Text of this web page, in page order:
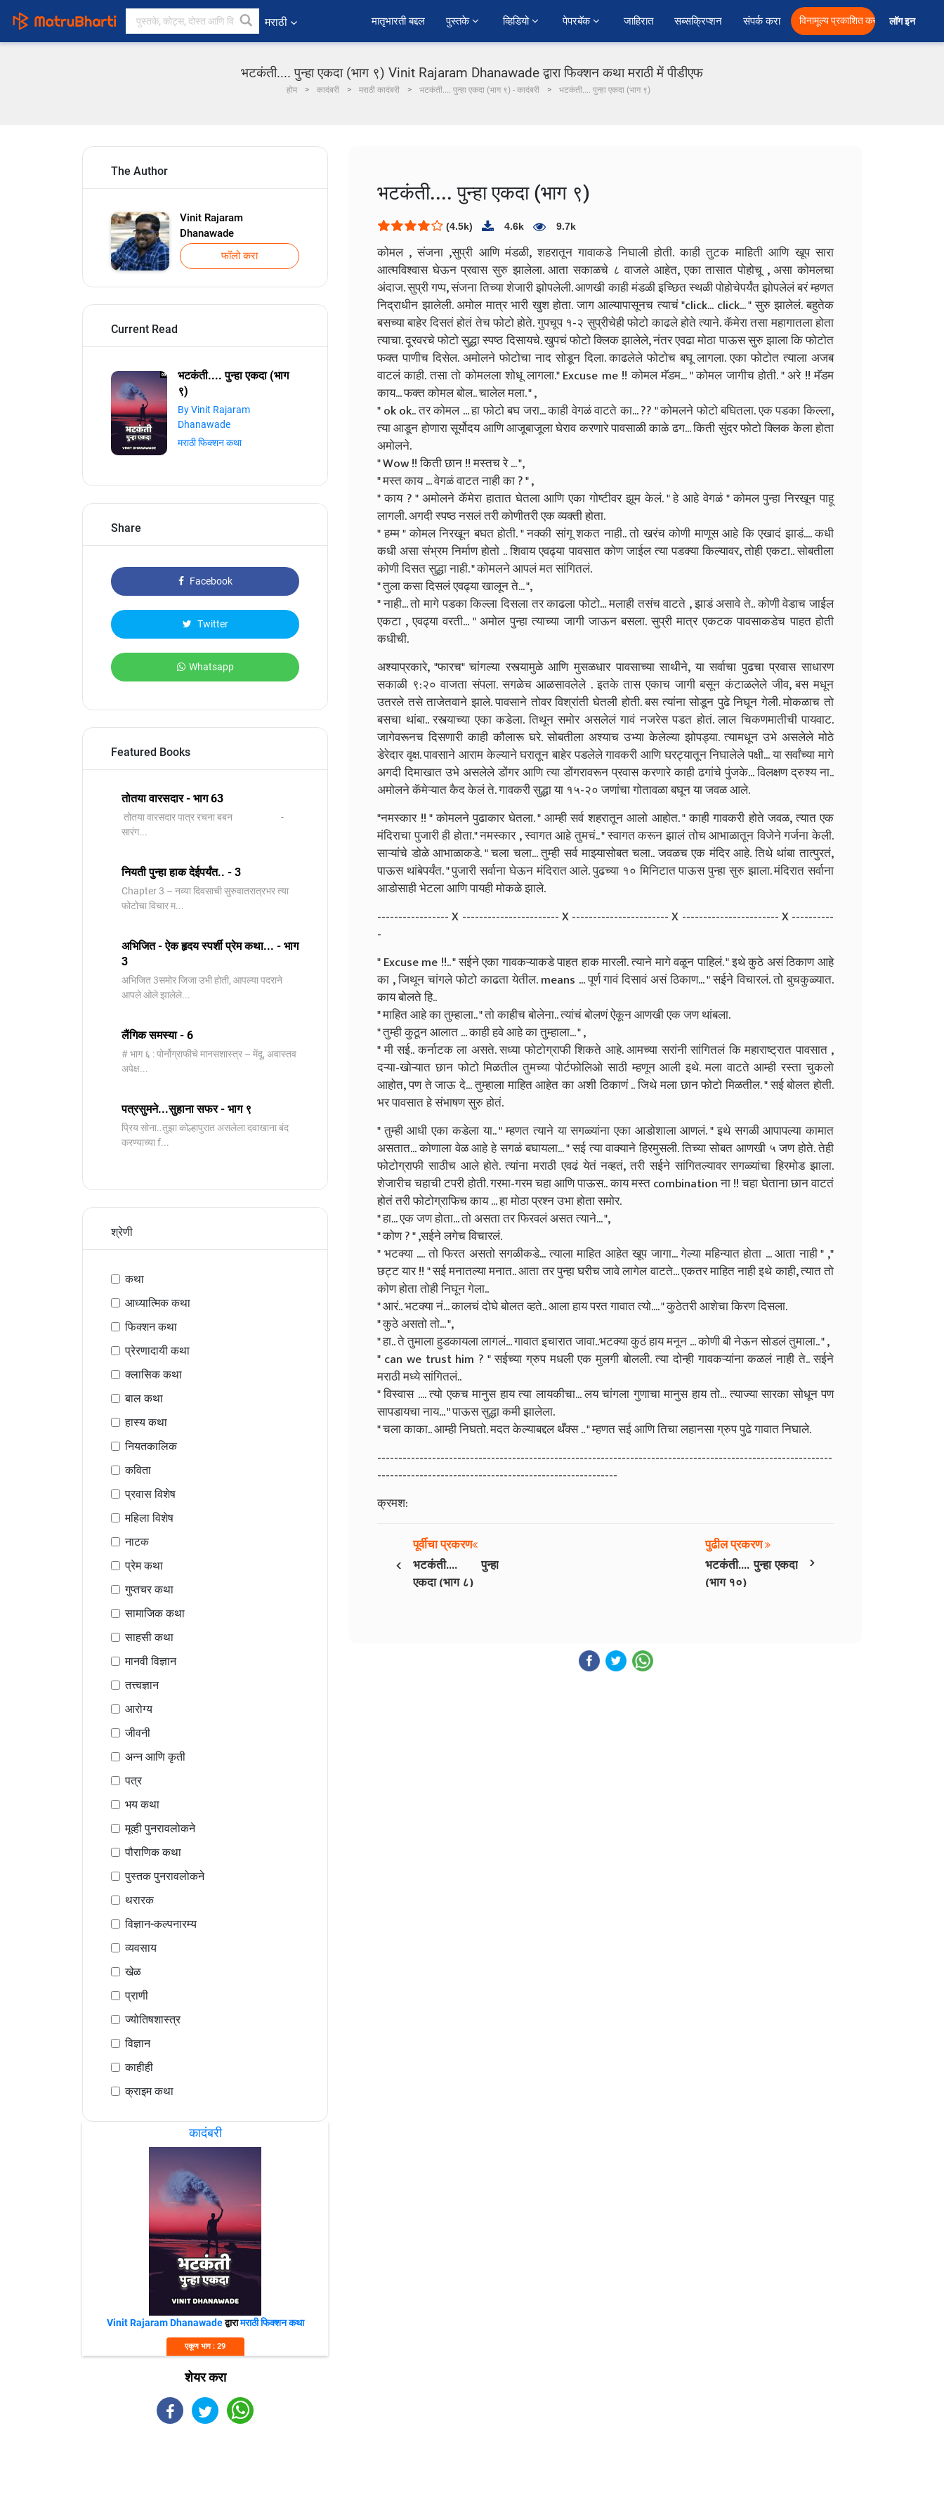
मराठी ﻿मातृभारती बद्दल पुस्तके व्हिडियो पेपरबॅक जाहिरात सब्सक्रिप्शन संपर्क करा विनामूल्य प्रकाशित करा लॉग इन
भटकंती.... पुन्हा एकदा (भाग ९) Vinit Rajaram Dhanawade द्वारा फिक्शन कथा मराठी में पीडीएफ
होम कादंबरी मराठी कादंबरी भटकंती.... पुन्हा एकदा (भाग ९) - कादंबरी भटकंती.... पुन्हा एकदा (भाग ९)
The Author
Vinit Rajaram
Dhanawade
फॉलो करा
Current Read
भटकंती.... पुन्हा एकदा (भाग
९)
By Vinit Rajaram
Dhanawade
मराठी फिक्शन कथा
Share
Facebook
Twitter
Whatsapp
Featured Books
तोतया वारसदार - भाग 63
तोतया वारसदार पात्र रचना बबन -
सारंग...
नियती पुन्हा हाक देईपर्यंत.. - 3
Chapter 3 – नव्या दिवसाची सुरुवातरात्रभर त्या
फोटोचा विचार म...
अभिजित - ऐक हृदय स्पर्शी प्रेम कथा... - भाग
3
️अभिजित ️3समोर जिजा उभी होती, आपल्या पदराने
आपले ओले झालेले...
लैंगिक समस्या - 6
# भाग ६ : पोर्नोग्राफीचे मानसशास्त्र – मेंदू, अवास्तव
अपेक्ष...
पत्रसुमने...सुहाना सफर - भाग ९
प्रिय सोना..तुझा कोल्हापुरात असलेला दवाखाना बंद
करण्याच्या f...
श्रेणी
कथा
आध्यात्मिक कथा
फिक्शन कथा
प्रेरणादायी कथा
क्लासिक कथा
बाल कथा
हास्य कथा
नियतकालिक
कविता
प्रवास विशेष
महिला विशेष
नाटक
प्रेम कथा
गुप्तचर कथा
सामाजिक कथा
साहसी कथा
मानवी विज्ञान
तत्त्वज्ञान
आरोग्य
जीवनी
अन्न आणि कृती
पत्र
भय कथा
मूव्ही पुनरावलोकने
पौराणिक कथा
पुस्तक पुनरावलोकने
थरारक
विज्ञान-कल्पनारम्य
व्यवसाय
खेळ
प्राणी
ज्योतिषशास्त्र
विज्ञान
काहीही
क्राइम कथा
कादंबरी
Vinit Rajaram Dhanawadeद्वारामराठी फिक्शन कथा
एकूण भाग : 29
शेयर करा
भटकंती.... पुन्हा एकदा (भाग ९)
(4.5k) 4.6k 9.7k
कोमल , संजना ,सुप्री आणि मंडळी, शहरातून गावाकडे निघाली होती. काही तुटक माहिती आणि खूप सारा
आत्मविश्वास घेऊन प्रवास सुरु झालेला. आता सकाळचे ८ वाजले आहेत, एका तासात पोहोचू , असा कोमलचा
अंदाज. सुप्री गप्प, संजना तिच्या शेजारी झोपलेली. आणखी काही मंडळी इच्छित स्थळी पोहोचेपर्यंत झोपलेलं बरं म्हणत
निद्राधीन झालेली. अमोल मात्र भारी खुश होता. जाग आल्यापासूनच त्याचं "click... click... " सुरु झालेलं. बहुतेक
बसच्या बाहेर दिसतं होतं तेच फोटो होते. गुपचूप १-२ सुप्रीचेही फोटो काढले होते त्याने. कॅमेरा तसा महागातला होता
त्याचा. दूरवरचे फोटो सुद्धा स्पष्ठ दिसायचे. खुपचं फोटो क्लिक झालेले, नंतर एवढा मोठा पाऊस सुरु झाला कि फोटोत
फक्त पाणीच दिसेल. अमोलने फोटोचा नाद सोडून दिला. काढलेले फोटोच बघू लागला. एका फोटोत त्याला अजब
वाटलं काही. तसा तो कोमलला शोधू लागला." Excuse me !! कोमल मॅडम... " कोमल जागीच होती." अरे !! मॅडम
काय... फक्त कोमल बोल.. चालेल मला. " ,
" ok ok.. तर कोमल ... हा फोटो बघ जरा... काही वेगळं वाटते का... ?? " कोमलने फोटो बघितला. एक पडका किल्ला,
त्या आडून होणारा सूर्योदय आणि आजूबाजूला घेराव करणारे पावसाळी काळे ढग... किती सुंदर फोटो क्लिक केला होता
अमोलने.
" Wow !! किती छान !! मस्तच रे ... ",
" मस्त काय ... वेगळं वाटत नाही का ? " ,
" काय ? " अमोलने कॅमेरा हातात घेतला आणि एका गोष्टीवर झूम केलं. " हे आहे वेगळं " कोमल पुन्हा निरखून पाहू
लागली. अगदी स्पष्ठ नसलं तरी कोणीतरी एक व्यक्ती होता.
" हम्म " कोमल निरखून बघत होती. " नक्की सांगू शकत नाही.. तो खरंच कोणी माणूस आहे कि एखादं झाडं.... कधी
कधी असा संभ्रम निर्माण होतो .. शिवाय एवढ्या पावसात कोण जाईल त्या पडक्या किल्यावर, तोही एकटा.. सोबतीला
कोणी दिसत सुद्धा नाही. " कोमलने आपलं मत सांगितलं.
" तुला कसा दिसलं एवढ्या खालून ते... ",
" नाही... तो मागे पडका किल्ला दिसला तर काढला फोटो... मलाही तसंच वाटते , झाडं असावे ते.. कोणी वेडाच जाईल
एकटा , एवढ्या वरती... " अमोल पुन्हा त्याच्या जागी जाऊन बसला. सुप्री मात्र एकटक पावसाकडेच पाहत होती
कधीची.
अश्याप्रकारे, "फारच" चांगल्या रस्त्यामुळे आणि मुसळधार पावसाच्या साथीने, या सर्वाचा पुढचा प्रवास साधारण
सकाळी ९:२० वाजता संपला. सगळेच आळसावलेले . इतके तास एकाच जागी बसून कंटाळलेले जीव, बस मधून
उतरले तसे ताजेतवाने झाले. पावसाने तोवर विश्रांती घेतली होती. बस त्यांना सोडून पुढे निघून गेली. मोकळाच तो
बसचा थांबा.. रस्त्याच्या एका कडेला. तिथून समोर असलेलं गावं नजरेस पडत होतं. लाल चिकणमातीची पायवाट.
जागेवरूनच दिसणारी काही कौलारू घरे. सोबतीला अश्याच उभ्या केलेल्या झोपड्या. त्यामधून उभे असलेले मोठे
डेरेदार वृक्ष. पावसाने आराम केल्याने घरातून बाहेर पडलेले गावकरी आणि घरट्यातून निघालेले पक्षी... या सर्वांच्या मागे
अगदी दिमाखात उभे असलेले डोंगर आणि त्या डोंगरावरून प्रवास करणारे काही ढगांचे पुंजके... विलक्षण द्रुश्य ना..
अमोलने कॅमेऱ्यात कैद केलं ते. गावकरी सुद्धा या १५-२० जणांचा गोतावळा बघून या जवळ आले.
"नमस्कार !! " कोमलने पुढाकार घेतला. " आम्ही सर्व शहरातून आलो आहोत. " काही गावकरी होते जवळ, त्यात एक
मंदिराचा पुजारी ही होता." नमस्कार , स्वागत आहे तुमचं.. " स्वागत करून झालं तोच आभाळातून विजेने गर्जना केली.
साऱ्यांचे डोळे आभाळाकडे. " चला चला... तुम्ही सर्व माझ्यासोबत चला.. जवळच एक मंदिर आहे. तिथे थांबा तात्पुरतं,
पाऊस थांबेपर्यंत. " पुजारी सर्वाना घेऊन मंदिरात आले. पुढच्या १० मिनिटात पाऊस पुन्हा सुरु झाला. मंदिरात सर्वाना
आडोसाही भेटला आणि पायही मोकळे झाले.
----------------- X ----------------------- X ----------------------- X ----------------------- X ----------
-
" Excuse me !!.. " सईने एका गावकऱ्याकडे पाहत हाक मारली. त्याने मागे वळून पाहिलं." इथे कुठे असं ठिकाण आहे
का , जिथून चांगले फोटो काढता येतील. means ... पूर्ण गावं दिसावं असं ठिकाण... " सईने विचारलं. तो बुचकुळ्यात.
काय बोलते हि..
" माहित आहे का तुम्हाला.. " तो काहीच बोलेना.. त्यांचं बोलणं ऐकून आणखी एक जण थांबला.
" तुम्ही कुठून आलात ... काही हवे आहे का तुम्हाला... " ,
" मी सई.. कर्नाटक ला असते. सध्या फोटोग्राफी शिकते आहे. आमच्या सरांनी सांगितलं कि महाराष्ट्रात पावसात ,
दऱ्या-खोऱ्यात छान फोटो मिळतील तुमच्या पोर्टफोलिओ साठी म्हणून आली इथे. मला वाटते आम्ही रस्ता चुकलो
आहोत, पण ते जाऊ दे... तुम्हाला माहित आहेत का अशी ठिकाणं .. जिथे मला छान फोटो मिळतील. " सई बोलत होती.
भर पावसात हे संभाषण सुरु होतं.
" तुम्ही आधी एका कडेला या.. " म्हणत त्याने या सगळ्यांना एका आडोशाला आणलं." इथे सगळी आपापल्या कामात
असतात... कोणाला वेळ आहे हे सगळं बघायला... " सई त्या वाक्याने हिरमुसली. तिच्या सोबत आणखी ५ जण होते. तेही
फोटोग्राफी साठीच आले होते. त्यांना मराठी एवढं येतं नव्हतं, तरी सईने सांगितल्यावर सगळ्यांचा हिरमोड झाला.
शेजारीच चहाची टपरी होती. गरमा-गरम चहा आणि पाऊस.. काय मस्त combination ना !! चहा घेताना छान वाटतं
होतं तरी फोटोग्राफिच काय ... हा मोठा प्रश्न उभा होता समोर.
" हा... एक जण होता... तो असता तर फिरवलं असत त्याने... ",
" कोण ? " ,सईने लगेच विचारलं.
" भटक्या .... तो फिरत असतो सगळीकडे... त्याला माहित आहेत खूप जागा... गेल्या महिन्यात होता ... आता नाही " ,"
छट्ट यार !! " सई मनातल्या मनात.. आता तर पुन्हा घरीच जावे लागेल वाटते... एकतर माहित नाही इथे काही, त्यात तो
कोण होता तोही निघून गेला..
" आरं.. भटक्या नं... कालचं दोघे बोलत व्हते.. आला हाय परत गावात त्यो.... " कुठेतरी आशेचा किरण दिसला.
" कुठे असतो तो... ",
" हा.. ते तुमाला हुडकायला लागलं... गावात इचारात जावा..भटक्या कुठं हाय मनून ... कोणी बी नेऊन सोडलं तुमाला.. " ,
" can we trust him ? " सईच्या ग्रुप मधली एक मुलगी बोलली. त्या दोन्ही गावकऱ्यांना कळलं नाही ते.. सईने
मराठी मध्ये सांगितलं..
" विस्वास .... त्यो एकच मानुस हाय त्या लायकीचा... लय चांगला गुणाचा मानुस हाय तो... त्याज्या सारका सोधून पण
सापडायचा नाय... " पाऊस सुद्धा कमी झालेला.
" चला काका.. आम्ही निघतो. मदत केल्याबद्दल थँक्स .. " म्हणत सई आणि तिचा लहानसा ग्रुप पुढे गावात निघाले.
------------------------------------------------------------------------------------------------------------
---------------------------------------------------------
क्रमश:
‹
पूर्वीचा प्रकरण
भटकंती.... पुन्हा
एकदा (भाग ८)
›
पुढील प्रकरण
भटकंती.... पुन्हा एकदा
(भाग १०)